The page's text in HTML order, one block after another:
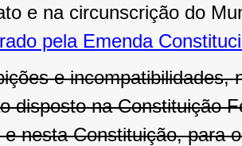
e na circunscrição do
pela Emenda
e incompatibilidades,
disposto na Constituição
e nesta Constituição, para